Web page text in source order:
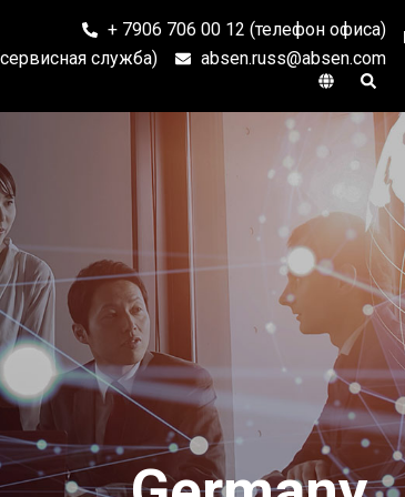
+ 7906 706 00 12 (телефон офиса)
служба)
absen.russ@absen.com